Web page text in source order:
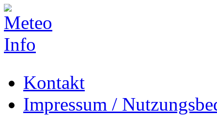
Kontakt
Impressum /